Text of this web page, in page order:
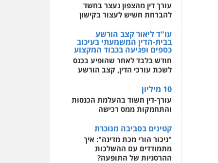
עו"ד ליאור קצב הורשע
בבית-הדין המשמעתי בעיכוב
כספים ופגיעה בכבוד המקצוע
חודש בלבד לאחר שהופיע בכנס
לשכת עורכי הדין, קצב הורשע
10 מיליון
והתחמקות ממס רכישה
קטינים בסביבה מנוכרת
מתמודדים עם ההשלכות
ההרסניות של התופעה?
אלה המינויים